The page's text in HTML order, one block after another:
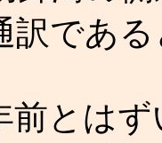
訳であ
前とは